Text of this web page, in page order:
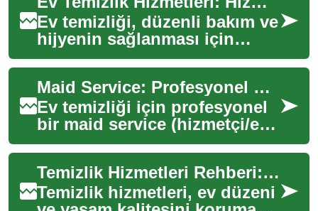
Ev temizliği, düzenli bakım ve
hijyenin sağlanması için
profesyonel destek
alınabilecek bir hizmet
alanıdır. Hem yoğu...
Maid Service: Profesyonel Ev Temizliği Rehberi
Ev temizliği için profesyonel
bir maid service (hizmetçi/ev
temizliği servisi) seçmek, hem
zaman kazandırır hem de ya...
Temizlik Hizmetleri Rehberi: Ev temizliği ve hizmet seçenekleri
Temizlik hizmetleri, ev düzeni